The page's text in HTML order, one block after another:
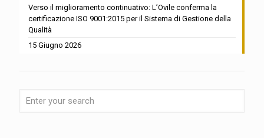
Verso il miglioramento continuativo: L’Ovile conferma la
certificazione ISO 9001:2015 per il Sistema di Gestione della
Qualità
15 Giugno 2026